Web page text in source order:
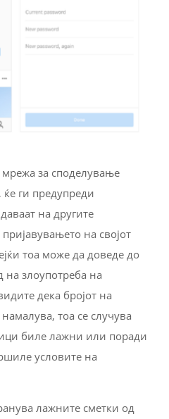
мрежа за споделување
ќе ги предупреди
на другите
на својот
тоа може да доведе до
злоупотреба на
дека бројот на
тоа се случува
биле лажни или поради
условите на
лажните сметки од